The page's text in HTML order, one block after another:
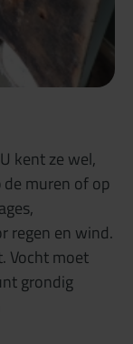
kent ze wel,
muren of op
regen en wind.
Vocht moet
grondig